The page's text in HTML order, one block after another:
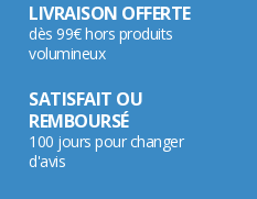
LIVRAISON OFFERTE
dès 99€ hors produits
volumineux
SATISFAIT OU
REMBOURSÉ
100 jours pour changer
d'avis